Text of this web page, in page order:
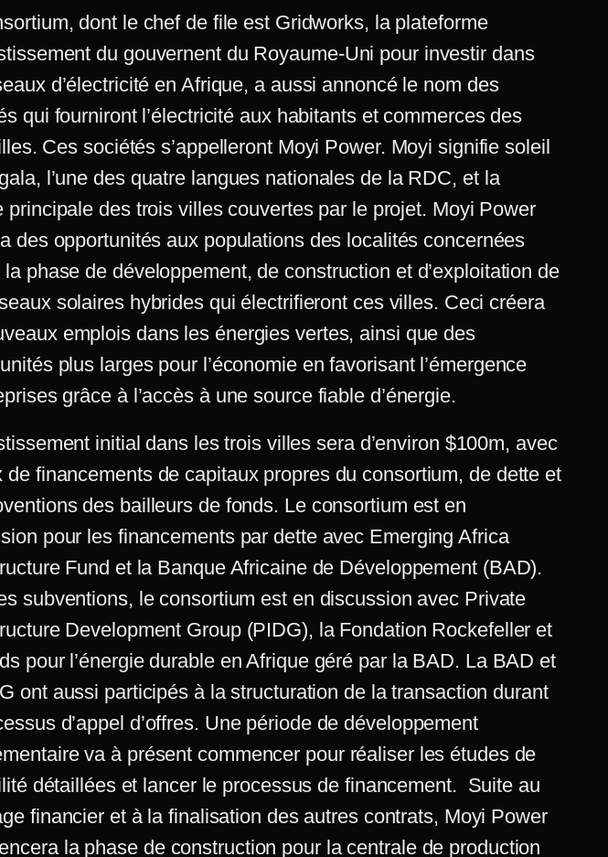
dont le chef de file est Gridworks, la plateforme
du gouvernent du Royaume-Uni pour investir dans
d’électricité en Afrique, a aussi annoncé le nom des
qui fourniront l’électricité aux habitants et commerces des
Ces sociétés s’appelleront Moyi Power. Moyi signifie soleil
l’une des quatre langues nationales de la RDC, et la
principale des trois villes couvertes par le projet. Moyi Power
des opportunités aux populations des localités concernées
la phase de développement, de construction et d’exploitation de
solaires hybrides qui électrifieront ces villes. Ceci créera
emplois dans les énergies vertes, ainsi que des
plus larges pour l’économie en favorisant l’émergence
grâce à l’accès à une source fiable d’énergie.
initial dans les trois villes sera d’environ $100m, avec
de financements de capitaux propres du consortium, de dette et
des bailleurs de fonds. Le consortium est en
pour les financements par dette avec Emerging Africa
Fund et la Banque Africaine de Développement (BAD).
subventions, le consortium est en discussion avec Private
Development Group (PIDG), la Fondation Rockefeller et
pour l’énergie durable en Afrique géré par la BAD. La BAD et
ont aussi participés à la structuration de la transaction durant
d’appel d’offres. Une période de développement
va à présent commencer pour réaliser les études de
détaillées et lancer le processus de financement. Suite au
financier et à la finalisation des autres contrats, Moyi Power
la phase de construction pour la centrale de production